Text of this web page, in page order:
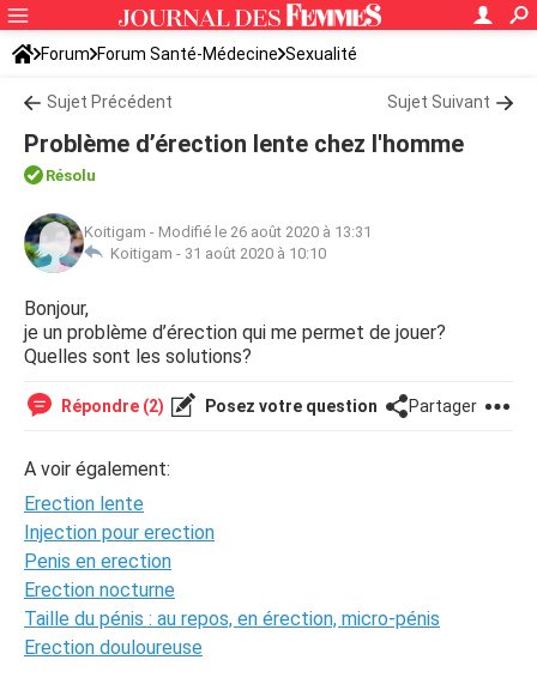
Forum Forum Santé-Médecine Sexualité
Sujet Précédent Sujet Suivant
Problème d’érection lente chez l'homme
Résolu
Koitigam - Modifié le 26 août 2020 à 13:31
Koitigam - 31 août 2020 à 10:10
Bonjour,
je un problème d’érection qui me permet de jouer?
Quelles sont les solutions?
Répondre (2) Posez votre question Partager
A voir également:
Erection lente
Injection pour erection
Penis en erection
Erection nocturne
Taille du pénis : au repos, en érection, micro-pénis
Erection douloureuse